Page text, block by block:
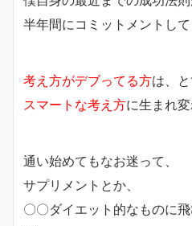
半年間にコミットメントして
考え方がデブってる方は、
スマートな考え方に生まれ変
通い始めてもなお迷って、
サプリメントとか、
〇〇ダイエット的なものに